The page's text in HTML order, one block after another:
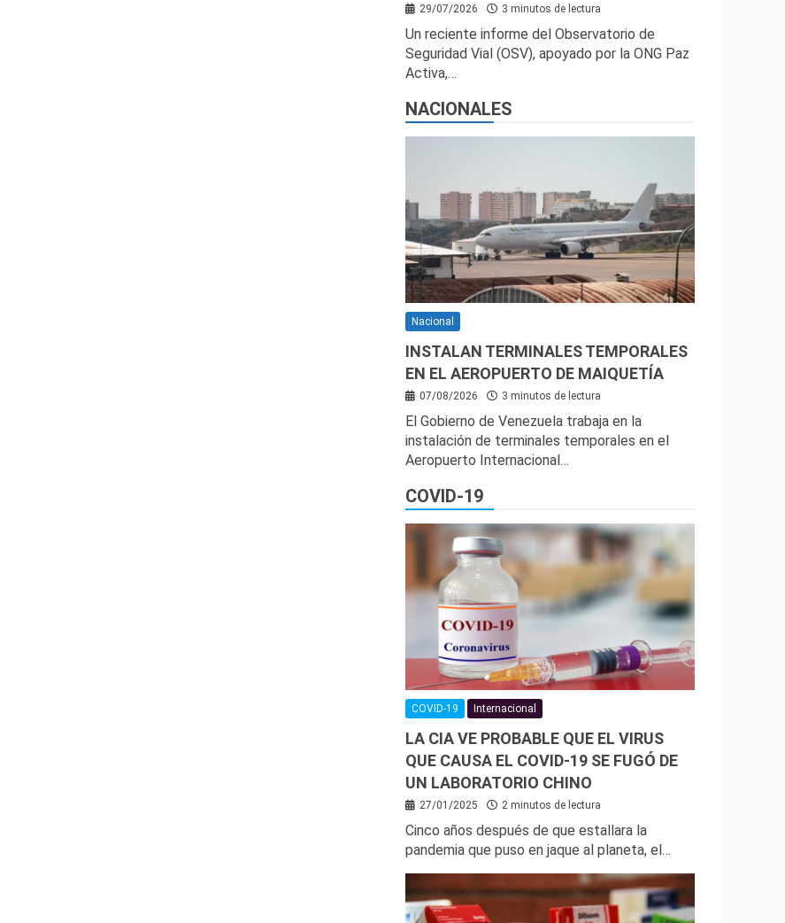
29/07/2026 3 minutos de lectura
Un reciente informe del Observatorio de
Seguridad Vial (OSV), apoyado por la ONG Paz
Activa,…
NACIONALES
Nacional
INSTALAN TERMINALES TEMPORALES
EN EL AEROPUERTO DE MAIQUETÍA
07/08/2026 3 minutos de lectura
El Gobierno de Venezuela trabaja en la
instalación de terminales temporales en el
Aeropuerto Internacional…
COVID-19
COVID-19 Internacional
LA CIA VE PROBABLE QUE EL VIRUS
QUE CAUSA EL COVID-19 SE FUGÓ DE
UN LABORATORIO CHINO
27/01/2025 2 minutos de lectura
Cinco años después de que estallara la
pandemia que puso en jaque al planeta, el…